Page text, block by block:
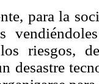
para la
riesgos,
desastre